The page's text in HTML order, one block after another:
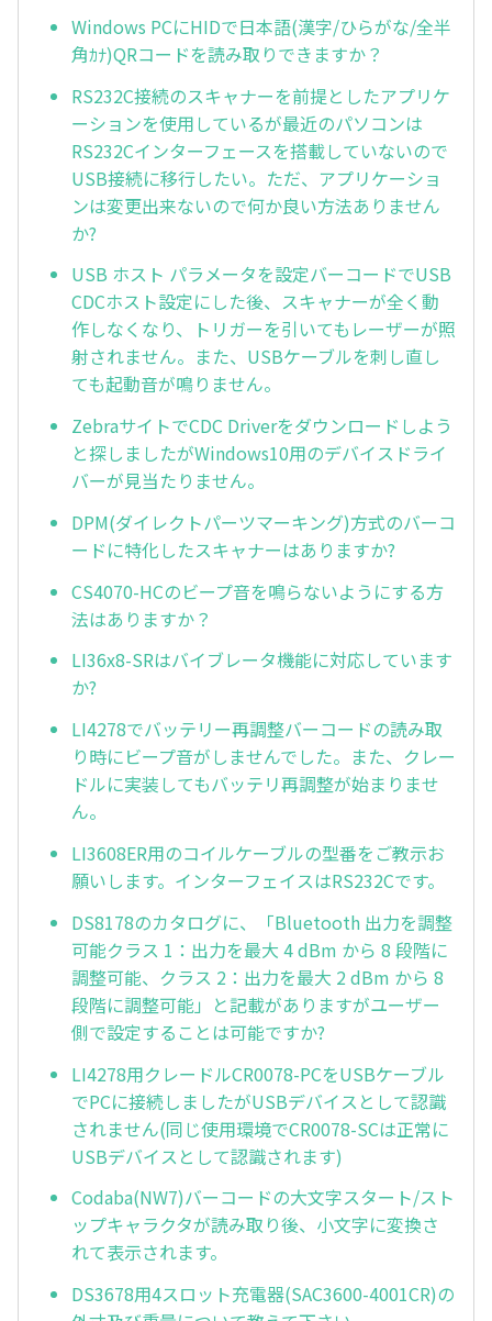
Windows PCにHIDで日本語(漢字/ひらがな/全半
角ｶﾅ)QRコードを読み取りできますか？
RS232C接続のスキャナーを前提としたアプリケ
ーションを使用しているが最近のパソコンは
RS232Cインターフェースを搭載していないので
USB接続に移行したい。ただ、アプリケーショ
ンは変更出来ないので何か良い方法ありません
か?
USB ホスト パラメータを設定バーコードでUSB
CDCホスト設定にした後、スキャナーが全く動
作しなくなり、トリガーを引いてもレーザーが照
射されません。また、USBケーブルを刺し直し
ても起動音が鳴りません。
ZebraサイトでCDC Driverをダウンロードしよう
と探しましたがWindows10用のデバイスドライ
バーが見当たりません。
DPM(ダイレクトパーツマーキング)方式のバーコ
ードに特化したスキャナーはありますか?
CS4070-HCのビープ音を鳴らないようにする方
法はありますか？
LI36x8-SRはバイブレータ機能に対応しています
か?
LI4278でバッテリー再調整バーコードの読み取
り時にビープ音がしませんでした。また、クレー
ドルに実装してもバッテリ再調整が始まりませ
ん。
LI3608ER用のコイルケーブルの型番をご教示お
願いします。インターフェイスはRS232Cです。
DS8178のカタログに、「Bluetooth 出力を調整
可能クラス 1：出力を最大 4 dBm から 8 段階に
調整可能、クラス 2：出力を最大 2 dBm から 8
段階に調整可能」と記載がありますがユーザー
側で設定することは可能ですか?
LI4278用クレードルCR0078-PCをUSBケーブル
でPCに接続しましたがUSBデバイスとして認識
されません(同じ使用環境でCR0078-SCは正常に
USBデバイスとして認識されます)
Codaba(NW7)バーコードの大文字スタート/スト
ップキャラクタが読み取り後、小文字に変換さ
れて表示されます。
DS3678用4スロット充電器(SAC3600-4001CR)の